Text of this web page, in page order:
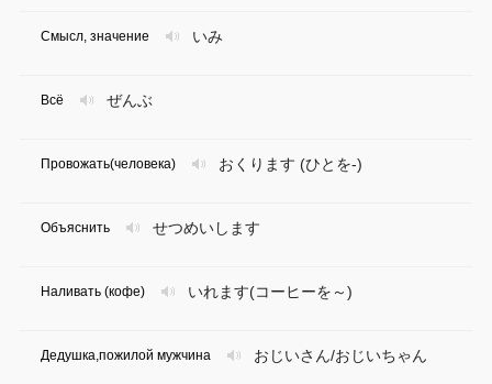
いみ
Смысл, значение
ぜんぶ
Всё
おくります (ひとを-)
Провожать(человека)
せつめいします
Объяснить
いれます(コーヒーを～)
Наливать (кофе)
おじいさん/おじいちゃん
Дедушка,пожилой мужчина